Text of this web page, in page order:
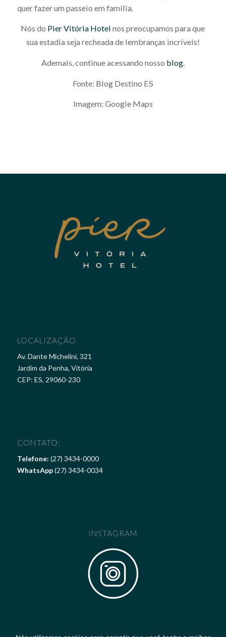
quer fazer um passeio em família.
Nós do Pier Vitória Hotelnos preocupamos para que
sua estadia seja recheada de lembranças incríveis!
Ademais, continue acessando nosso blog.
Fonte: Blog Destino ES
Imagem: Google Maps
LOCALIZAÇÃO
Av. Dante Michelini, 321
Jardim da Penha, Vitória
CEP: ES, 29060-230
CONTATO:
Telefone: (27) 3434-0000
WhatsApp(27) 3434-0034
INSTAGRAM